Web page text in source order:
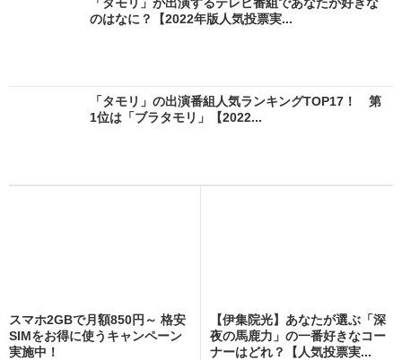
のはなに？【2022年版人気投票実...
「タモリ」の出演番組人気ランキングTOP17！ 第
1位は「ブラタモリ」【2022...
スマホ2GBで月額850円～ 格安
SIMをお得に使うキャンペーン
実施中！
【伊集院光】あなたが選ぶ「深
夜の馬鹿力」の一番好きなコー
ナーはどれ？【人気投票実...